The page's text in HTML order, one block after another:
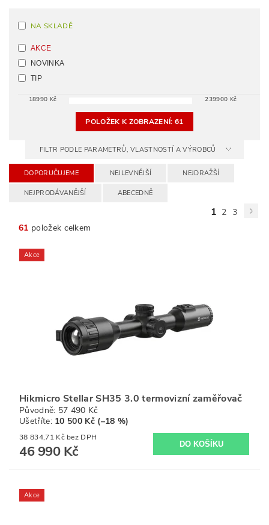
NA SKLADĚ
AKCE
NOVINKA
TIP
18990 Kč 239900 Kč
POLOŽEK K ZOBRAZENÍ:61
FILTR PODLE PARAMETRŮ, VLASTNOSTÍ A VÝROBCŮ
DOPORUČUJEME NEJLEVNĚJŠÍ NEJDRAŽŠÍ
NEJPRODÁVANĚJŠÍ ABECEDNĚ
1 2 3
61 položek celkem
Akce
Hikmicro Stellar SH35 3.0 termovizní zaměřovač
Původně: 57 490 Kč
Ušetříte: 10 500 Kč (–18 %)
38 834,71 Kč bez DPH
46 990 Kč
Akce